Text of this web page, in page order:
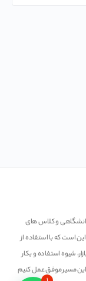
دانشگاهی و کلاس های
است که با استفاده از
شیوه استفاده و بکار
این مسیر موفق عمل کنیم